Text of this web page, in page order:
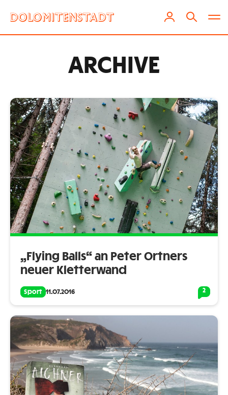
ARCHIVE
„Flying Balls“ an Peter Ortners
neuer Kletterwand
Sport 11.07.2016 2